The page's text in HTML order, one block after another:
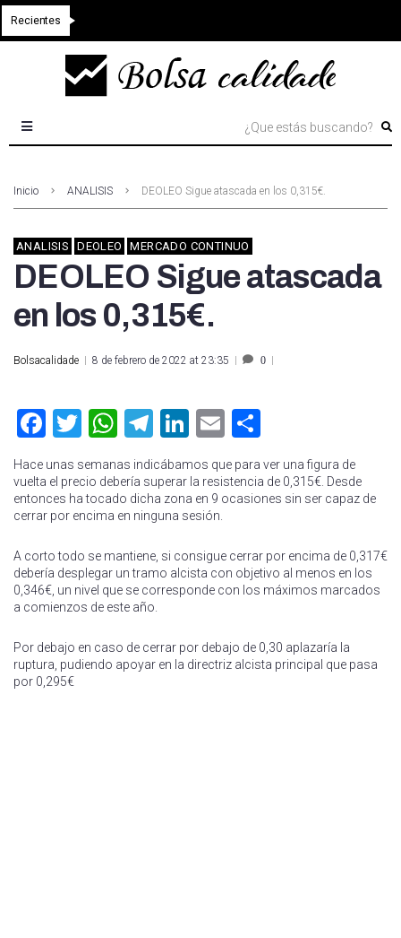
Recientes
Inicio ANALISIS DEOLEO Sigue atascada en los 0,315€.
ANALISIS DEOLEO MERCADO CONTINUO
DEOLEO Sigue atascada
en los 0,315€.
Bolsacalidade 8 de febrero de 2022 at 23:35 0
Facebook
Twitter
WhatsApp
Telegram
LinkedIn
Email
Hace unas semanas indicábamos que para ver una figura de
vuelta el precio debería superar la resistencia de 0,315€. Desde
entonces ha tocado dicha zona en 9 ocasiones sin ser capaz de
cerrar por encima en ninguna sesión.
A corto todo se mantiene, si consigue cerrar por encima de 0,317€
debería desplegar un tramo alcista con objetivo al menos en los
0,346€, un nivel que se corresponde con los máximos marcados
a comienzos de este año.
Por debajo en caso de cerrar por debajo de 0,30 aplazaría la
ruptura, pudiendo apoyar en la directriz alcista principal que pasa
por 0,295€